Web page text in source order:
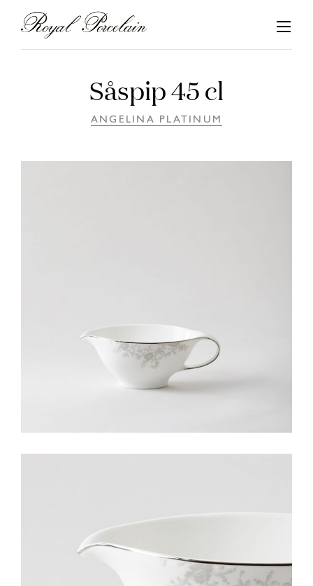
Hoppa
innehåll
Såspip 45 cl
ANGELINA PLATINUM